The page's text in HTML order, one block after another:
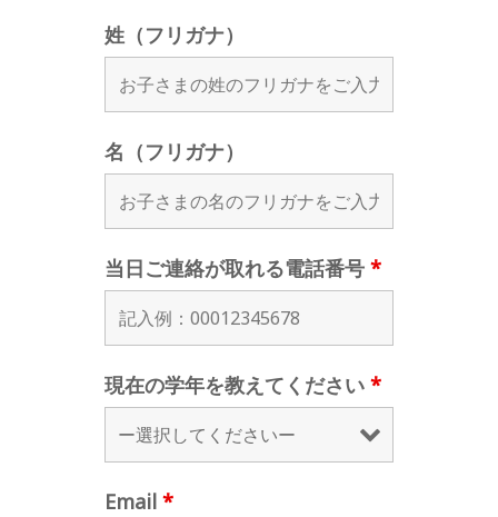
姓（フリガナ）
名（フリガナ）
当日ご連絡が取れる電話番号 *
現在の学年を教えてください *
Email *